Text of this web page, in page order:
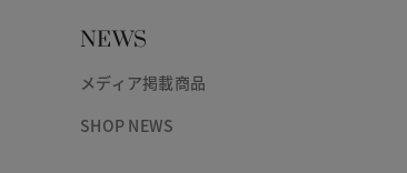
NEWS
メディア掲載商品
SHOP NEWS